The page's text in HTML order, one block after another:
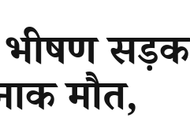
भीषण सड़क
मौत,